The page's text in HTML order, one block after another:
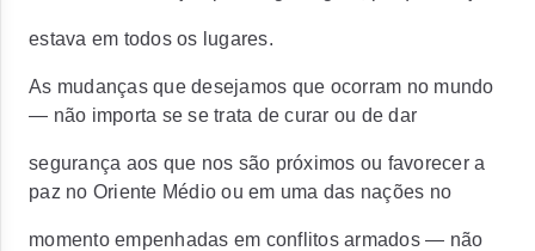
estava em todos os lugares.
As mudanças que desejamos que ocorram no mundo
— não importa se se trata de curar ou de dar
segurança aos que nos são próximos ou favorecer a
paz no Oriente Médio ou em uma das nações no
momento empenhadas em conflitos armados — não